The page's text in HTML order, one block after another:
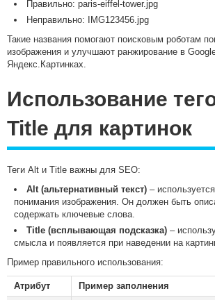
Правильно: paris-eiffel-tower.jpg
Неправильно:
IMG123456.jpg
Такие названия помогают поисковым роботам
изображения и улучшают ранжирование в
Яндекс.Картинках.
Использование
Title для картинок
Теги Alt и Title важны для SEO:
Alt (альтернативный текст) –
понимания изображения. Он должен быть
содержать ключевые слова.
Title (всплывающая подсказка) –
смысла и появляется при наведении на
Пример правильного использования:
Атрибут
Пример заполнения